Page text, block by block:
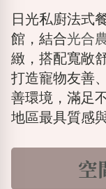
日光私廚法式
館，結合光合
緻，搭配寬敞
打造寵物友善
善環境，滿足
地區最具質感
空